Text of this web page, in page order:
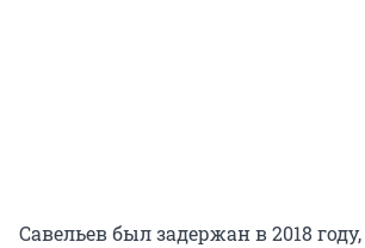
Савельев был задержан в 2018 году,